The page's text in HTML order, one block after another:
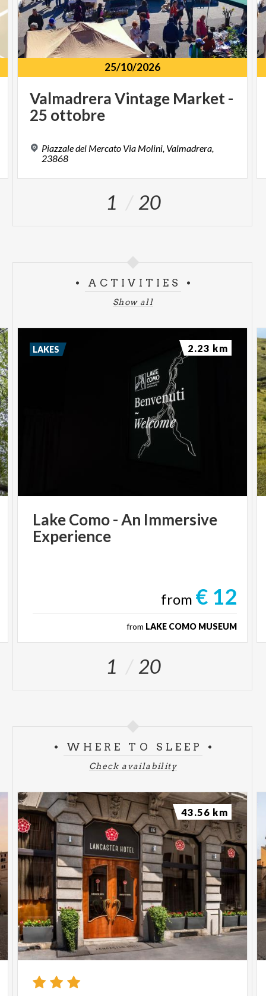
25/10/2026
ValmadreraVintage Market-
25 ottobre
Piazzale del Mercato Via Molini, Valmadrera,
23868
1 20
ACTIVITIES
Show all
LakeComo-An Immersive
Experience
from € 12
from LAKE COMO MUSEUM
LAKES 2.23 km
1 20
WHERE TO SLEEP
Check availability
43.56 km